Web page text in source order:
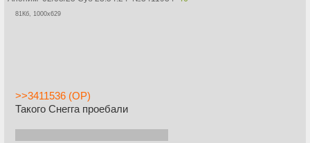
81Кб, 1000x629
>>3411536 (OP)
Такого Снегга проебали